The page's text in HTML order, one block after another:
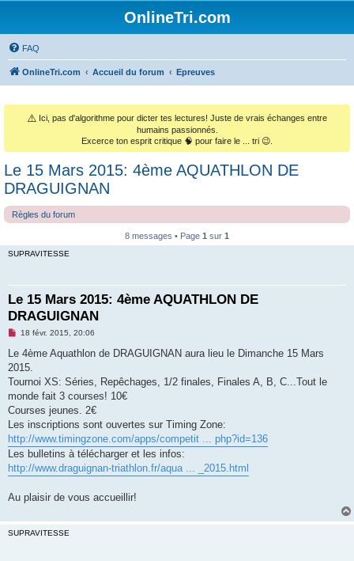
OnlineTri.com
FAQ
OnlineTri.com Accueil du forum Epreuves
⚠️ Ici, pas d'algorithme pour dicter tes lectures! Juste de vrais échanges entre
humains passionnés.
Excerce ton esprit critique 🧠 pour faire le ... tri 😉.
Le 15 Mars 2015: 4ème AQUATHLON DE
DRAGUIGNAN
Règles du forum
8 messages • Page 1 sur 1
SUPRAVITESSE
Le 15 Mars 2015: 4ème AQUATHLON DE
DRAGUIGNAN
M
s
a
g
n
o
l
u
18 févr. 2015, 20:06
Le 4ème Aquathlon de DRAGUIGNAN aura lieu le Dimanche 15 Mars
2015.
Tournoi XS: Séries, Repêchages, 1/2 finales, Finales A, B, C...Tout le
monde fait 3 courses! 10€
Courses jeunes. 2€
Les inscriptions sont ouvertes sur Timing Zone:
http://www.timingzone.com/apps/competit ... php?id=136
Les bulletins à télécharger et les infos:
http://www.draguignan-triathlon.fr/aqua ... _2015.html
Au plaisir de vous accueillir!
SUPRAVITESSE